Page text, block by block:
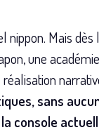
nippon. Mais
une
réalisation
sans
console